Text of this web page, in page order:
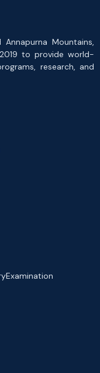
Mountains,
to provide world-
research, and
Examination